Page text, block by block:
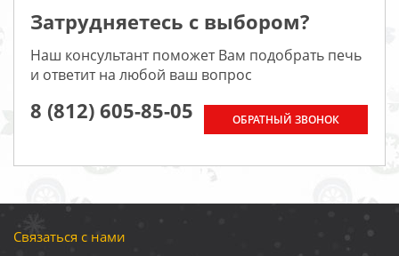
Затрудняетесь с выбором?
Наш консультант поможет Вам подобрать печь
и ответит на любой ваш вопрос
8 (812) 605-85-05 ОБРАТНЫЙ ЗВОНОК
Связаться с нами